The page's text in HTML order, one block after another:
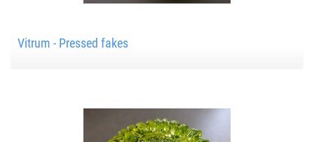
Vitrum - Pressed fakes